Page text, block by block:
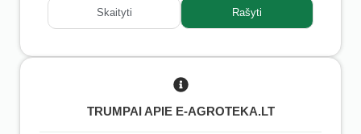
Skaityti Rašyti
TRUMPAI APIE E-AGROTEKA.LT